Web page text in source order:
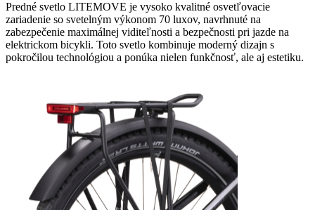
Predné svetlo LITEMOVE je vysoko kvalitné osvetľovacie
zariadenie so svetelným výkonom 70 luxov, navrhnuté na
zabezpečenie maximálnej viditeľnosti a bezpečnosti pri jazde na
elektrickom bicykli. Toto svetlo kombinuje moderný dizajn s
pokročilou technológiou a ponúka nielen funkčnosť, ale aj estetiku.